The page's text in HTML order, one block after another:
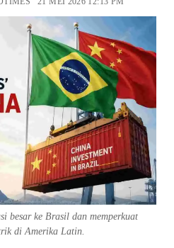
besar ke Brasil dan memperkuat
di Amerika Latin.